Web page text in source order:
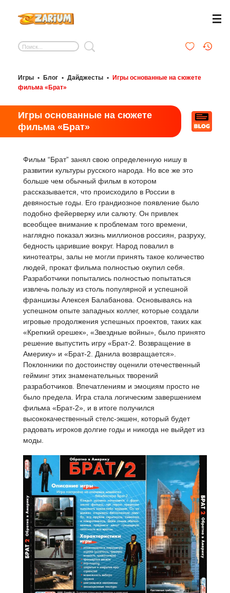
Игры • Блог • Дайджесты •
Игры основанные на сюжете
фильма «Брат»
Игры основанные на сюжете
фильма «Брат»
Фильм “Брат” занял свою определенную нишу в
развитии культуры русского народа. Но все же это
больше чем обычный фильм в котором
рассказывается, что происходило в России в
девяностые годы. Его грандиозное появление было
подобно фейерверку или салюту. Он привлек
всеобщее внимание к проблемам того времени,
наглядно показал жизнь миллионов россиян, разруху,
бедность царившие вокруг. Народ повалил в
кинотеатры, залы не могли принять такое количество
людей, прокат фильма полностью окупил себя.
Разработчики попытались полностью попытаться
извлечь пользу из столь популярной и успешной
франшизы Алексея Балабанова. Основываясь на
успешном опыте западных коллег, которые создали
игровые продолжения успешных проектов, таких как
«Крепкий орешек», «Звездные войны», было принято
решение выпустить игру «Брат-2. Возвращение в
Америку» и «Брат-2. Данила возвращается».
Поклонники по достоинству оценили отечественный
гейминг этих знаменательных творений
разработчиков. Впечатлениям и эмоциям просто не
было предела. Игра стала логическим завершением
фильма «Брат-2», и в итоге получился
высококачественный стелс-экшен, который будет
радовать игроков долгие годы и никогда не выйдет из
моды.